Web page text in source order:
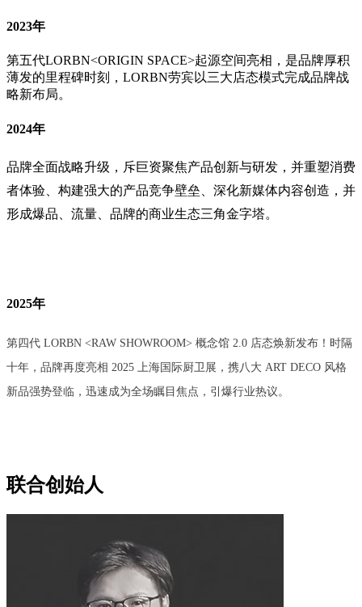
2023年
第五代LORBN<ORIGIN SPACE>起源空间亮相，是品牌厚积
薄发的里程碑时刻，LORBN劳宾以三大店态模式完成品牌战
略新布局。
2024年
品牌全面战略升级，斥巨资聚焦产品创新与研发，并重塑消费
者体验、构建强大的产品竞争壁垒、深化新媒体内容创造，并
形成爆品、流量、品牌的商业生态三角金字塔。
2025年
第四代 LORBN <RAW SHOWROOM> 概念馆 2.0 店态焕新发布！时隔
十年，品牌再度亮相 2025 上海国际厨卫展，携八大 ART DECO 风格
新品强势登临，迅速成为全场瞩目焦点，引爆行业热议。
联合创始人